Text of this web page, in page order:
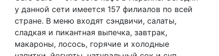
у данной сети имеется 157 филиалов по всей
стране. В меню входят сэндвичи, салаты,
сладкая и пикантная выпечка, завтрак,
макароны, лосось, горячие и холодные